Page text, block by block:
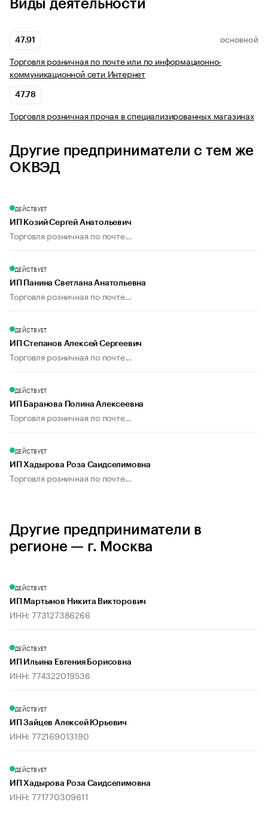
Виды деятельности
47.91 ОСНОВНОЙ
Торговля розничная по почте или по информационно-
коммуникационной сети Интернет
47.78
Торговля розничная прочая в специализированных магазинах
Другие предприниматели с тем же
ОКВЭД
ДЕЙСТВУЕТ
ИП Козий Сергей Анатольевич
Торговля розничная по почте...
ДЕЙСТВУЕТ
ИП Панина Светлана Анатольевна
Торговля розничная по почте...
ДЕЙСТВУЕТ
ИП Степанов Алексей Сергеевич
Торговля розничная по почте...
ДЕЙСТВУЕТ
ИП Баранова Полина Алексеевна
Торговля розничная по почте...
ДЕЙСТВУЕТ
ИП Хадырова Роза Саидселимовна
Торговля розничная по почте...
Другие предприниматели в
регионе — г. Москва
ДЕЙСТВУЕТ
ИП Мартынов Никита Викторович
ИНН: 773127386266
ДЕЙСТВУЕТ
ИП Ильина Евгения Борисовна
ИНН: 774322019536
ДЕЙСТВУЕТ
ИП Зайцев Алексей Юрьевич
ИНН: 772169013190
ДЕЙСТВУЕТ
ИП Хадырова Роза Саидселимовна
ИНН: 771770309611